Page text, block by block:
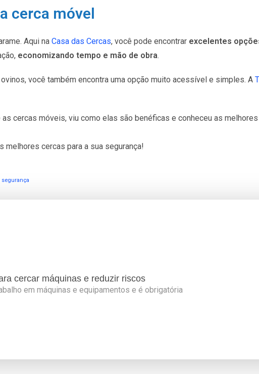
cerca móvel
Aqui na Casa das Cercas, você pode encontrar excelentes
economizando tempo e mão de obra.
você também encontra uma opção muito acessível e simples. A
cercas móveis, viu como elas são benéficas e conheceu as
melhores cercas para a sua segurança!
segurança
cercar máquinas e reduzir riscos
em máquinas e equipamentos e é obrigatória